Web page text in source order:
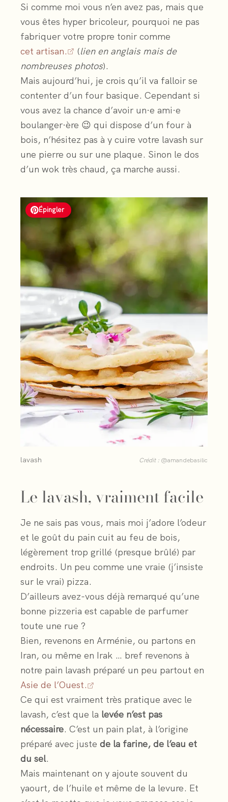
Si comme moi vous n’en avez pas, mais que
vous êtes hyper bricoleur, pourquoi ne pas
fabriquer votre propre tonir comme
cet artisan.
(lien en anglais mais de
nombreuses photos).
Mais aujourd’hui, je crois qu’il va falloir se
contenter d’un four basique. Cependant si
vous avez la chance d’avoir un·e ami·e
boulanger·ère 😉 qui dispose d’un four à
bois, n’hésitez pas à y cuire votre lavash sur
une pierre ou sur une plaque. Sinon le dos
d’un wok très chaud, ça marche aussi.
Épingler
lavash Crédit : @amandebasilic
Le lavash, vraiment facile
Je ne sais pas vous, mais moi j’adore l’odeur
et le goût du pain cuit au feu de bois,
légèrement trop grillé (presque brûlé) par
endroits. Un peu comme une vraie (j’insiste
sur le vrai) pizza.
D’ailleurs avez-vous déjà remarqué qu’une
bonne pizzeria est capable de parfumer
toute une rue ?
Bien, revenons en Arménie, ou partons en
Iran, ou même en Irak … bref revenons à
notre pain lavash préparé un peu partout en
Asie de l’Ouest.
Ce qui est vraiment très pratique avec le
lavash, c’est que la levée n’est pas
nécessaire. C’est un pain plat, à l’origine
préparé avec juste de la farine, de l’eau et
du sel.
Mais maintenant on y ajoute souvent du
yaourt, de l’huile et même de la levure. Et